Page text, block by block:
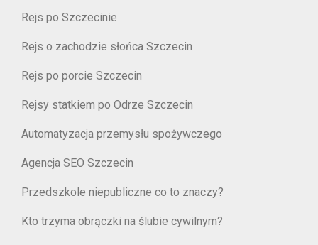
Rejs po Szczecinie
Rejs o zachodzie słońca Szczecin
Rejs po porcie Szczecin
Rejsy statkiem po Odrze Szczecin
Automatyzacja przemysłu spożywczego
Agencja SEO Szczecin
Przedszkole niepubliczne co to znaczy?
Kto trzyma obrączki na ślubie cywilnym?